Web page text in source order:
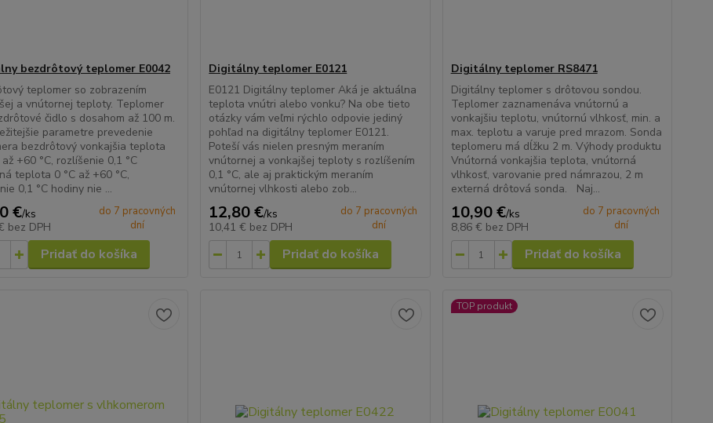
bezdrôtový teplomer E0042
teplomer so zobrazením
a vnútornej teploty. Teplomer
čidlo s dosahom až 100 m.
parametre prevedenie
bezdrôtový vonkajšia teplota
+60 °C, rozlíšenie 0,1 °C
teplota 0 °C až +60 °C,
0,1 °C hodiny nie ...
€/ks
bez DPH
do 7 pracovných
dní
Pridať do košíka
Digitálny teplomer E0121
E0121 Digitálny teplomer Aká je aktuálna
teplota vnútri alebo vonku? Na obe tieto
otázky vám veľmi rýchlo odpovie jediný
pohľad na digitálny teplomer E0121.
Poteší vás nielen presným meraním
vnútornej a vonkajšej teploty s rozlíšením
0,1 °C, ale aj praktickým meraním
vnútornej vlhkosti alebo zob...
12,80 €/ks
10,41 € bez DPH
do 7 pracovných
dní
Pridať do košíka
Digitálny teplomer RS8471
Digitálny teplomer s drôtovou sondou.
Teplomer zaznamenáva vnútornú a
vonkajšiu teplotu, vnútornú vlhkosť, min. a
max. teplotu a varuje pred mrazom. Sonda
teplomeru má dĺžku 2 m. Výhody produktu
Vnútorná vonkajšia teplota, vnútorná
vlhkosť, varovanie pred námrazou, 2 m
externá drôtová sonda. Naj...
10,90 €/ks
8,86 € bez DPH
do 7 pracovných
dní
Pridať do košíka
TOP produkt